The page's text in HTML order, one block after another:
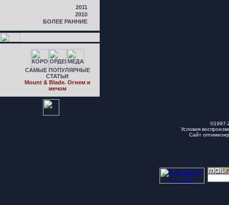
2011
2010
БОЛЕЕ РАННИЕ
САМЫЕ ПОПУЛЯРНЫЕ
СТАТЬИ
Mount & Blade. Огнем и
мечом
Условия
Сайт